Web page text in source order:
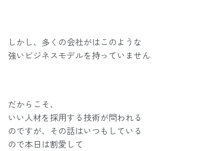
しかし、多くの会社がはこのような
強いビジネスモデルを持っていません
だからこそ、
いい人材を採用する技術が問われる
のですが、その話はいつもしている
ので本日は割愛して